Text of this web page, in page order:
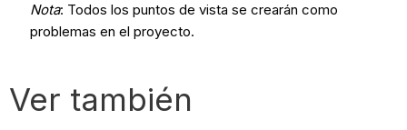
Nota: Todos los puntos de vista se crearán como
problemas en el proyecto.
Ver también